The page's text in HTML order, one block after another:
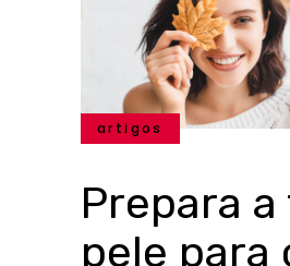
artigos
Prepara a
pele para